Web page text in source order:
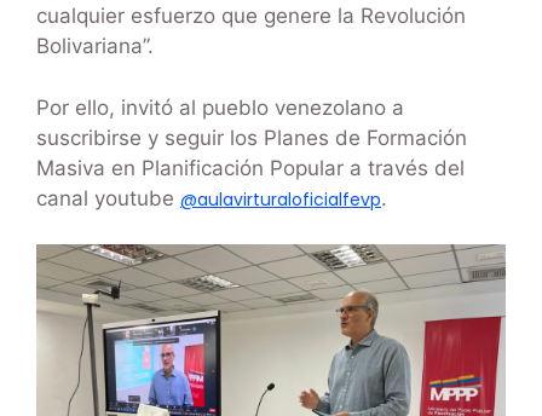
cualquier esfuerzo que genere la Revolución
Bolivariana”.
Por ello, invitó al pueblo venezolano a
suscribirse y seguir los Planes de Formación
Masiva en Planificación Popular a través del
canal youtube @aulavirturaloficialfevp.